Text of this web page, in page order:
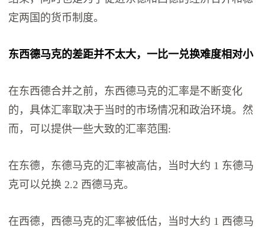
定两国的货币制度。
东西德马克的差距并不太大，一比一兑换难度相对小
在东西德合并之前，东西德马克的汇率是不断变化
的，具体汇率取决于当时的市场情况和政治环境。然
而，可以提供一些大致的汇率范围:
在东德，东德马克的汇率被高估，当时大约 1 东德马
克可以兑换 2.2 西德马克。
在西德，西德马克的汇率被低估，当时大约 1 西德马